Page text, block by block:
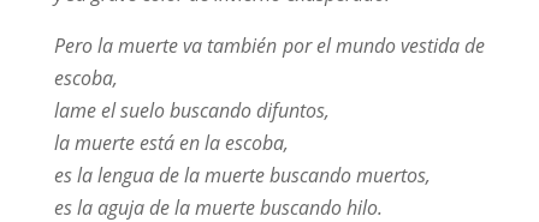
Pero la muerte va también por el mundo vestida de
escoba,
lame el suelo buscando difuntos,
la muerte está en la escoba,
es la lengua de la muerte buscando muertos,
es la aguja de la muerte buscando hilo.